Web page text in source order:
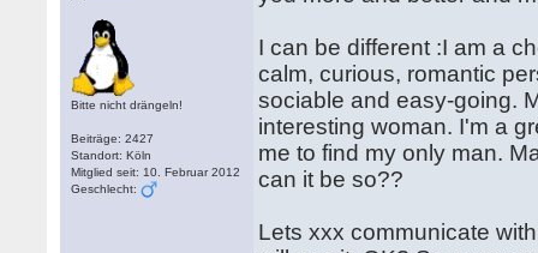
Bitte nicht drängeln!
Beiträge: 2427
Standort: Köln
Mitglied seit: 10. Februar 2012
Geschlecht:
I can be different :I am a
calm, curious, romantic
sociable and easy-going.
interesting woman. I'm a
me to find my only man.
can it be so??
Lets xxx communicate